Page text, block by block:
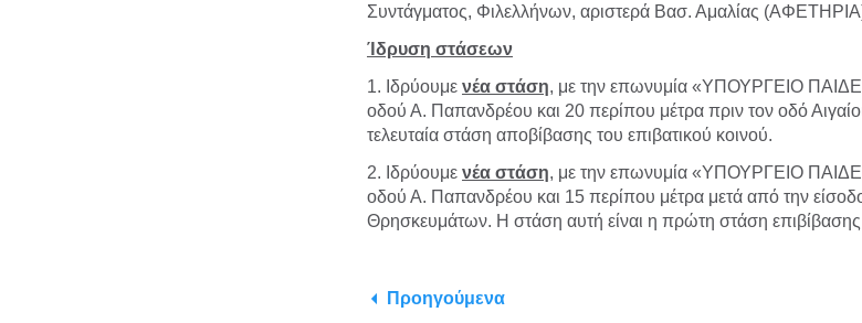
Συντάγματος, Φιλελλήνων, αριστερά Βασ. Αμαλίας
Ίδρυση στάσεων
1. Ιδρύουμε νέα στάση, με την επωνυμία «ΥΠΟΥΡΓΕΙΟ
οδού Α. Παπανδρέου και 20 περίπου μέτρα πριν τον οδό
τελευταία στάση αποβίβασης του επιβατικού κοινού.
2. Ιδρύουμε νέα στάση, με την επωνυμία «ΥΠΟΥΡΓΕΙΟ
οδού Α. Παπανδρέου και 15 περίπου μέτρα μετά από την
Θρησκευμάτων. Η στάση αυτή είναι η πρώτη στάση επιβίβασης
Προηγούμενα